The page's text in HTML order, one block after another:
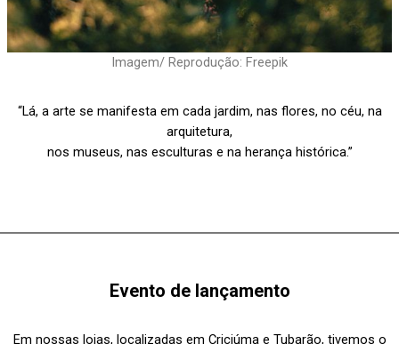
Imagem/ Reprodução: Freepik
“Lá, a arte se manifesta em cada jardim, nas flores, no céu, na
arquitetura,
nos museus, nas esculturas e na herança histórica.”
Evento de lançamento
Em nossas lojas, localizadas em Criciúma e Tubarão, tivemos o